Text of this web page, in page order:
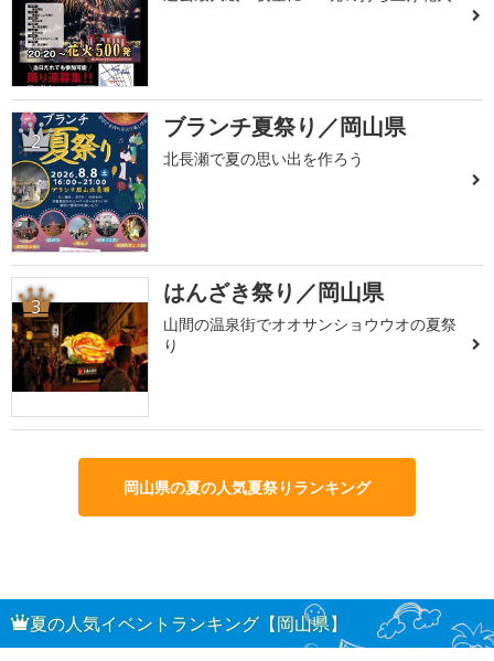
2 ブランチ夏祭り／岡山県
北長瀬で夏の思い出を作ろう
3 はんざき祭り／岡山県
山間の温泉街でオオサンショウウオの夏祭
り
岡山県の夏の人気夏祭りランキング
夏の人気イベントランキング【岡山県】